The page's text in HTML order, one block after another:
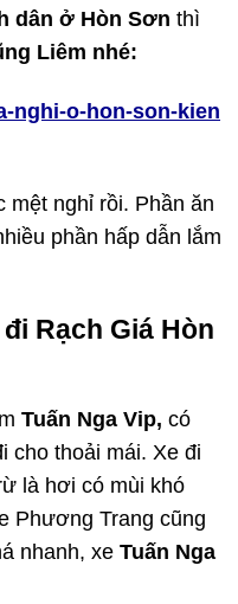
dân ở Hòn Sơn thì
Liêm nhé:
nghi-o-hon-son-kien
mệt nghỉ rồi. Phần ăn
phần hấp dẫn lắm
Rạch Giá Hòn
Tuấn Nga Vip, có
cho thoải mái. Xe đi
là hơi có mùi khó
Phương Trang cũng
nhanh, xe Tuấn Nga